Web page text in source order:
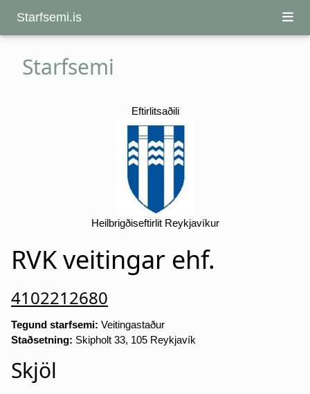
Starfsemi.is
Starfsemi
Eftirlitsaðili
Heilbrigðiseftirlit Reykjavíkur
RVK veitingar ehf.
4102212680
Tegund starfsemi: Veitingastaður
Staðsetning: Skipholt 33, 105 Reykjavík
Skjöl